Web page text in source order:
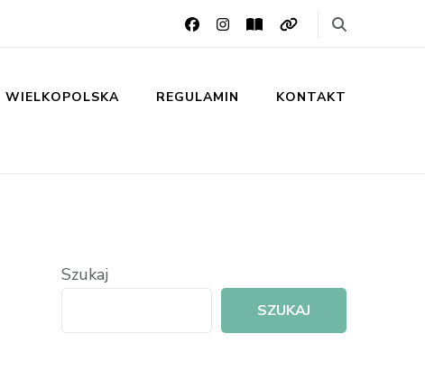
WIELKOPOLSKA REGULAMIN KONTAKT
Szukaj
SZUKAJ